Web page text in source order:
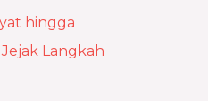
hingga
Langkah